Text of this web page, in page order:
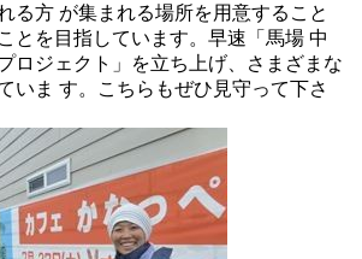
る方 が集まれる場所を用意すること
とを目指しています。早速「馬場 中
ロジェクト」を立ち上げ、さまざまな
いま す。こちらもぜひ見守って下さ